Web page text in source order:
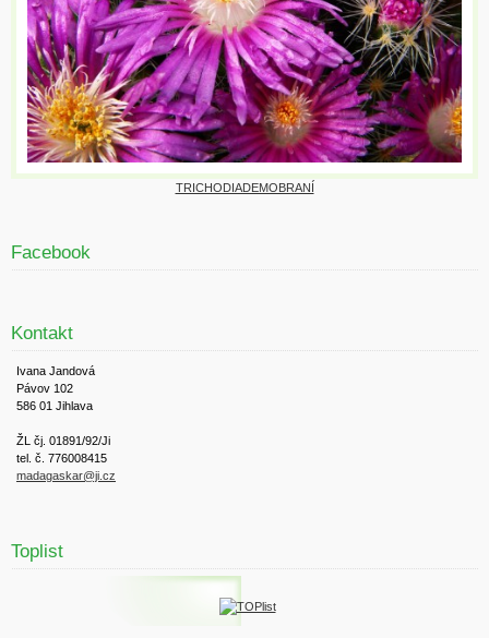
TRICHODIADEMOBRANÍ
Facebook
Kontakt
Ivana Jandová
Pávov 102
586 01 Jihlava
ŽL čj. 01891/92/Ji
tel. č. 776008415
madagaskar@ji.cz
Toplist